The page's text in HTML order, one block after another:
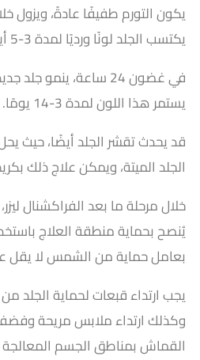
يكون التورم طفيفًا عادةً، ويزول
يكتسب الجلد لونًا ورديًا لمدة 3-5 أيام.
في غضون 24 ساعة، ينمو
يستمر هذا اللون لمدة 3-14 يومًا.
قد يحدث تقشر الجلد أيضًا، حيث
الجلد الميتة، ويمكن علاج ذلك
خلال مرحلةما بعد الفراكشنال ليزر
يُنصح بحماية منطقة العلاج
بعامل حماية من الشمس لا يقل عن
يجب ارتداء قبعات لحماية
وكذلكارتداء ملابس مريحة
القماش بمناطق الجسم